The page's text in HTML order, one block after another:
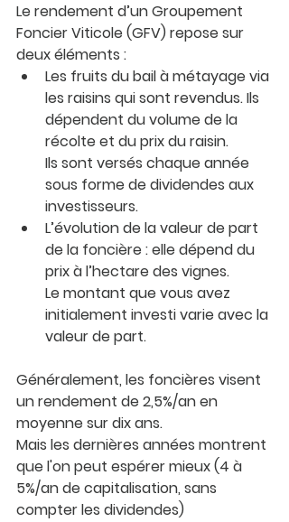
Le rendement d’un Groupement
Foncier Viticole (GFV) repose sur
deux éléments :
Les fruits du bail à métayage via
les raisins qui sont revendus. Ils
dépendent du volume de la
récolte et du prix du raisin.
Ils sont versés chaque année
sous forme de dividendes aux
investisseurs.
L’évolution de la valeur de part
de la foncière : elle dépend du
prix à l’hectare des vignes.
Le montant que vous avez
initialement investi varie avec la
valeur de part.
Généralement, les foncières visent
un rendement de 2,5%/an en
moyenne sur dix ans.
Mais les dernières années montrent
que l'on peut espérer mieux (4 à
5%/an de capitalisation, sans
compter les dividendes)